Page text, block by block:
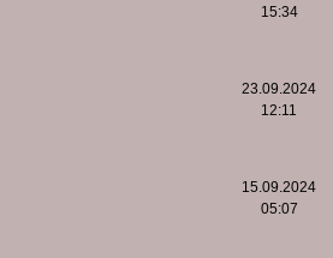
15:34
23.09.2024
12:11
15.09.2024
05:07